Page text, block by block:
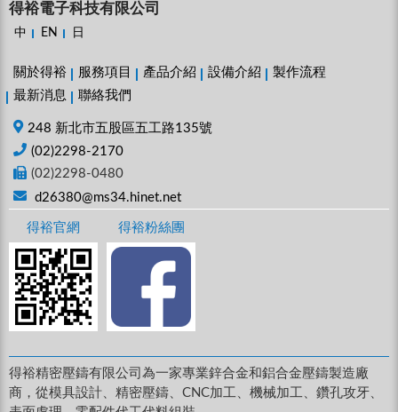
得裕電子科技有限公司
中 EN 日
關於得裕 服務項目 產品介紹 設備介紹
製作流程
最新消息
聯絡我們
248 新北市五股區五工路135號
(02)2298-2170
(02)2298-0480
d26380@ms34.hinet.net
得裕官網 得裕粉絲團
得裕精密壓鑄有限公司為一家專業鋅合金和鋁合金壓鑄製造廠
商，從模具設計、精密壓鑄、CNC加工、機械加工、鑽孔攻牙、